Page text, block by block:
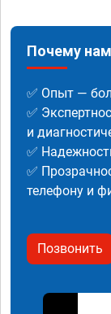
Почему
✅ Опыт —
✅
и
✅
✅
телефону и
Позвонить